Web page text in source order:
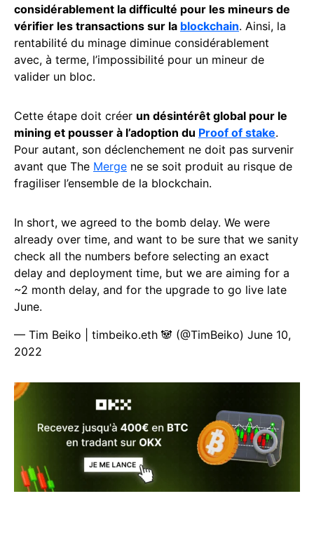
considérablement la difficulté pour les mineurs de
vérifier les transactions sur la blockchain. Ainsi, la
rentabilité du minage diminue considérablement
avec, à terme, l’impossibilité pour un mineur de
valider un bloc.
Cette étape doit créer un désintérêt global pour le
mining et pousser à l’adoption du Proof of stake.
Pour autant, son déclenchement ne doit pas survenir
avant que The Merge ne se soit produit au risque de
fragiliser l’ensemble de la blockchain.
In short, we agreed to the bomb delay. We were
already over time, and want to be sure that we sanity
check all the numbers before selecting an exact
delay and deployment time, but we are aiming for a
~2 month delay, and for the upgrade to go live late
June.
— Tim Beiko | timbeiko.eth 🐼 (@TimBeiko) June 10,
2022